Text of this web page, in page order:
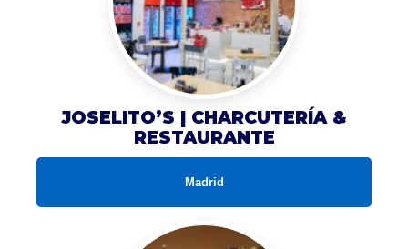
JOSELITO’S | CHARCUTERÍA &
RESTAURANTE
Madrid